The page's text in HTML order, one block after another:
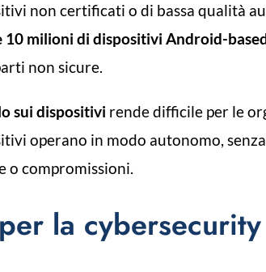
non certificati o di bassa qualità
milioni di dispositivi Android-
non sicure.
sui dispositivi rende difficile per le
operano in modo autonomo,
o compromissioni.
la cybersecurity